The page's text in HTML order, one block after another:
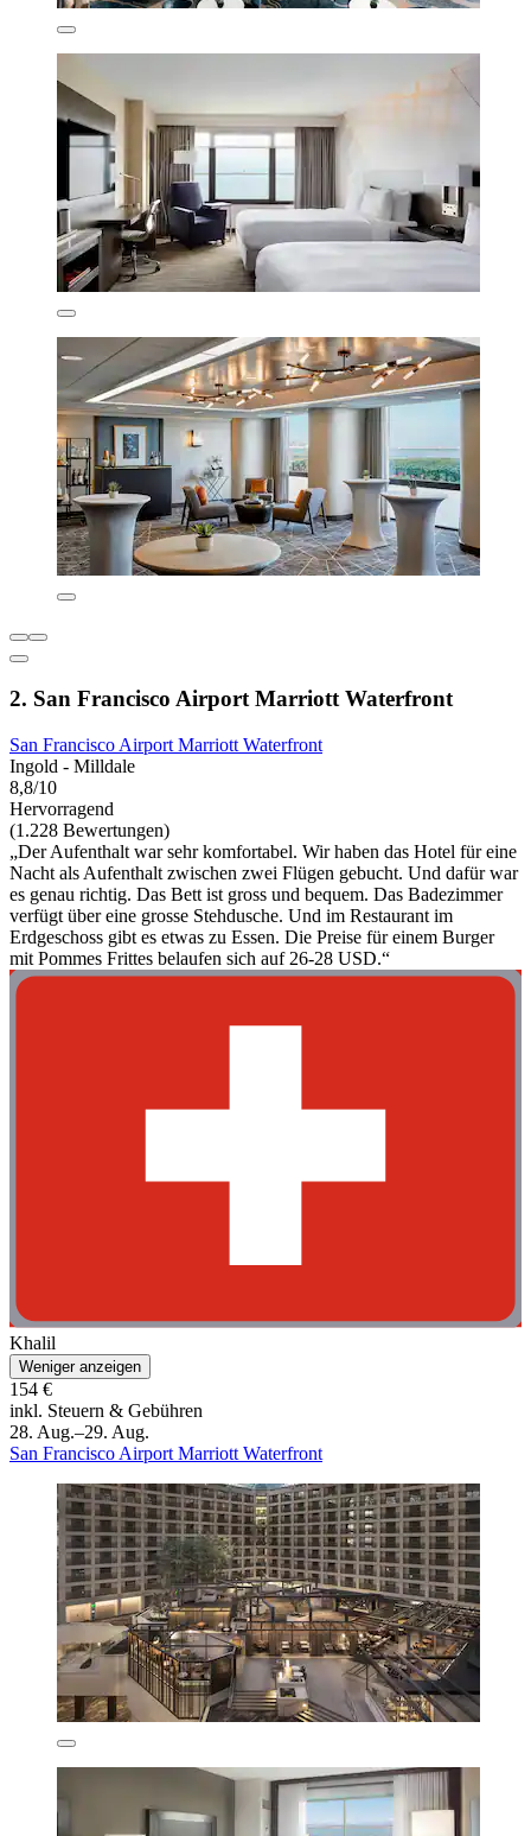
2. San Francisco Airport Marriott Waterfront
San Francisco Airport Marriott Waterfront
Ingold - Milldale
8,8/10
Hervorragend
(1.228 Bewertungen)
„Der Aufenthalt war sehr komfortabel. Wir haben das Hotel für eine
Nacht als Aufenthalt zwischen zwei Flügen gebucht. Und dafür war
es genau richtig. Das Bett ist gross und bequem. Das Badezimmer
verfügt über eine grosse Stehdusche. Und im Restaurant im
Erdgeschoss gibt es etwas zu Essen. Die Preise für einem Burger
mit Pommes Frittes belaufen sich auf 26-28 USD.“
Khalil
Weniger anzeigen
154 €
inkl. Steuern & Gebühren
28. Aug.–29. Aug.
San Francisco Airport Marriott Waterfront